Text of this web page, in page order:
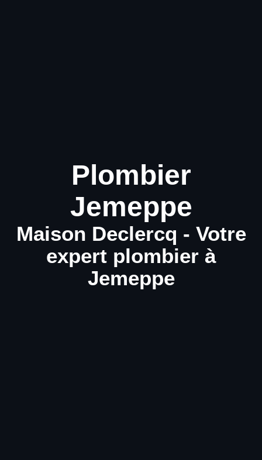
Plombier
Jemeppe
Maison Declercq - Votre
expert plombier à
Jemeppe